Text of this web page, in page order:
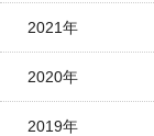
2021年
2020年
2019年